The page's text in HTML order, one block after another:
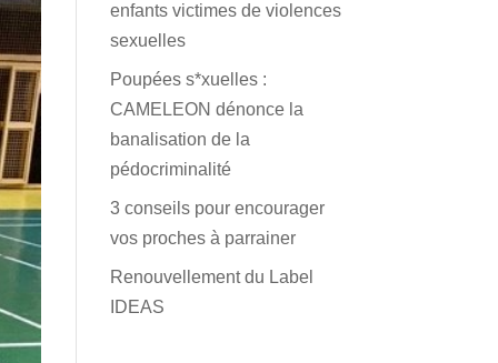
enfants victimes de violences
sexuelles
Poupées s*xuelles :
CAMELEON dénonce la
banalisation de la
pédocriminalité
3 conseils pour encourager
vos proches à parrainer
Renouvellement du Label
IDEAS